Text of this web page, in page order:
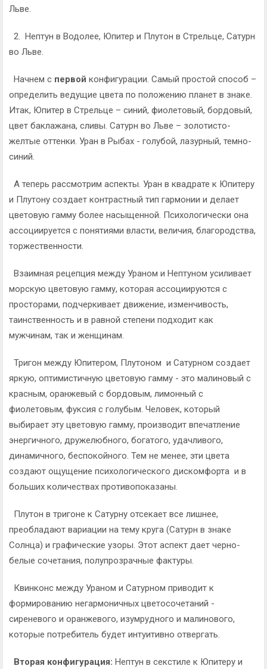
Льве.
2. Нептун в Водолее, Юпитер и Плутон в Стрельце, Сатурн
во Льве.
Начнем с первой конфигурации. Самый простой способ –
определить ведущие цвета по положению планет в знаке.
Итак, Юпитер в Стрельце – синий, фиолетовый, бордовый,
цвет баклажана, сливы. Сатурн во Льве – золотисто-
желтые оттенки. Уран в Рыбах - голубой, лазурный, темно-
синий.
А теперь рассмотрим аспекты. Уран в квадрате к Юпитеру
и Плутону создает контрастный тип гармонии и делает
цветовую гамму более насыщенной. Психологически она
ассоциируется с понятиями власти, величия, благородства,
торжественности.
Взаимная рецепция между Ураном и Нептуном усиливает
морскую цветовую гамму, которая ассоциируются с
просторами, подчеркивает движение, изменчивость,
таинственность и в равной степени подходит как
мужчинам, так и женщинам.
Тригон между Юпитером, Плутоном и Сатурном создает
яркую, оптимистичную цветовую гамму - это малиновый с
красным, оранжевый с бордовым, лимонный с
фиолетовым, фуксия с голубым. Человек, который
выбирает эту цветовую гамму, производит впечатление
энергичного, дружелюбного, богатого, удачливого,
динамичного, беспокойного. Тем не менее, эти цвета
создают ощущение психологического дискомфорта и в
больших количествах противопоказаны.
Плутон в тригоне к Сатурну отсекает все лишнее,
преобладают вариации на тему круга (Сатурн в знаке
Солнца) и графические узоры. Этот аспект дает черно-
белые сочетания, полупрозрачные фактуры.
Квинконс между Ураном и Сатурном приводит к
формированию негармоничных цветосочетаний -
сиреневого и оранжевого, изумрудного и малинового,
которые потребитель будет интуитивно отвергать.
Вторая конфигурация: Нептун в секстиле к Юпитеру и